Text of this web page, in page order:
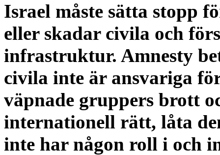
Israel måste sätta stopp
eller skadar civila och
infrastruktur. Amnesty
civila inte är ansvariga
väpnade gruppers brott
internationell rätt, låta
inte har någon roll i och